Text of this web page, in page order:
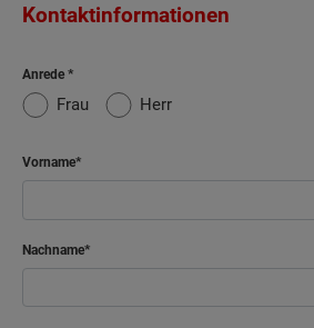
Kontaktinformationen
Anrede
Frau Herr
Vorname
Nachname